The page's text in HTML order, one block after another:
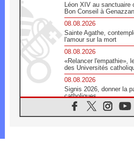
Léon XIV au sanctuaire
Bon Conseil à
08.08.2026
Sainte Agathe,
l'amour sur la mort
08.08.2026
«Relancer l'empathie»,
des Universités
08.08.2026
Signis 2026, donner la
catholiques
08.08.2026
Au Bangladesh, l'Église